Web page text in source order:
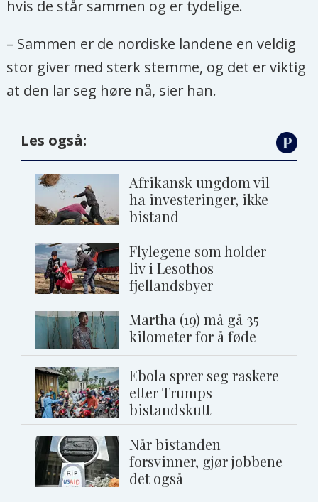
hvis de står sammen og er tydelige.
– Sammen er de nordiske landene en veldig
stor giver med sterk stemme, og det er viktig
at den lar seg høre nå, sier han.
Les også:
Afrikansk ungdom vil
ha investeringer, ikke
bistand
Flylegene som holder
liv i Lesothos
fjellandsbyer
Martha (19) må gå 35
kilometer for å føde
Ebola sprer seg raskere
etter Trumps
bistandskutt
Når bistanden
forsvinner, gjør jobbene
det også